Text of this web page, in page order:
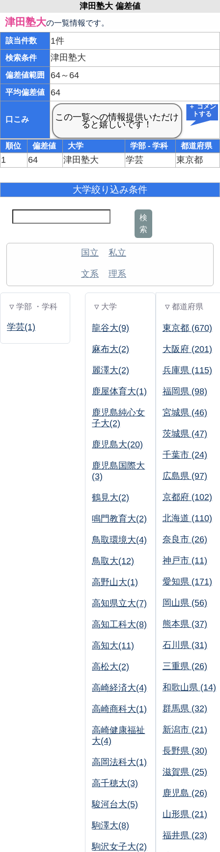
津田塾大 偏差値
津田塾大の一覧情報です。
該当件数 1件
検索条件 津田塾大
偏差値範囲 64～64
平均偏差値 64
口こみ
＋ コメン
トする
順位 偏差値 大学 学部 - 学科 都道府県
1 64 津田塾大 学芸 東京都
大学絞り込み条件
検
索
国立 私立
文系 理系
▽ 学部 ・学科
学芸(1)
▽ 大学
龍谷大(9)
麻布大(2)
麗澤大(2)
鹿屋体育大(1)
鹿児島純心女
子大(2)
鹿児島大(20)
鹿児島国際大
(3)
鶴見大(2)
鳴門教育大(2)
鳥取環境大(4)
鳥取大(12)
高野山大(1)
高知県立大(7)
高知工科大(8)
高知大(11)
高松大(2)
高崎経済大(4)
高崎商科大(1)
高崎健康福祉
大(4)
高岡法科大(1)
高千穂大(3)
駿河台大(5)
駒澤大(8)
駒沢女子大(2)
▽ 都道府県
東京都 (670)
大阪府 (201)
兵庫県 (115)
福岡県 (98)
宮城県 (46)
茨城県 (47)
千葉市 (24)
広島県 (97)
京都府 (102)
北海道 (110)
奈良市 (26)
神戸市 (11)
愛知県 (171)
岡山県 (56)
熊本県 (37)
石川県 (31)
三重県 (26)
和歌山県 (14)
群馬県 (32)
新潟市 (21)
長野県 (30)
滋賀県 (25)
鹿児島 (26)
山形県 (21)
福井県 (23)